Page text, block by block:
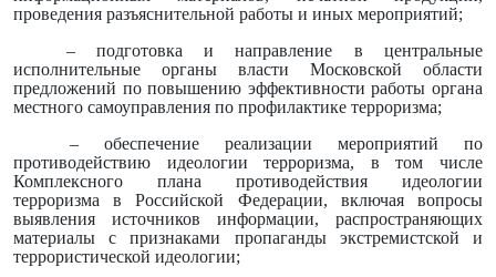
проведения разъяснительной работы и иных мероприятий;
– подготовка и направление в центральные
исполнительные органы власти Московской области
предложений по повышению эффективности работы органа
местного самоуправления по профилактике терроризма;
– обеспечение реализации мероприятий по
противодействию идеологии терроризма, в том числе
Комплексного плана противодействия идеологии
терроризма в Российской Федерации, включая вопросы
выявления источников информации, распространяющих
материалы с признаками пропаганды экстремистской и
террористической идеологии;